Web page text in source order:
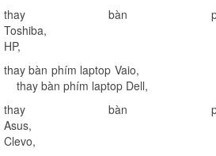
thay bàn
Toshiba,
HP,
thay bàn phím laptop Vaio,
thay bàn phím laptop Dell,
thay bàn
Asus,
Clevo,